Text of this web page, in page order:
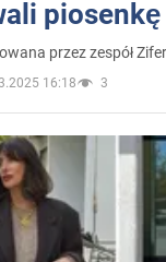
przez zespół
16:18 3